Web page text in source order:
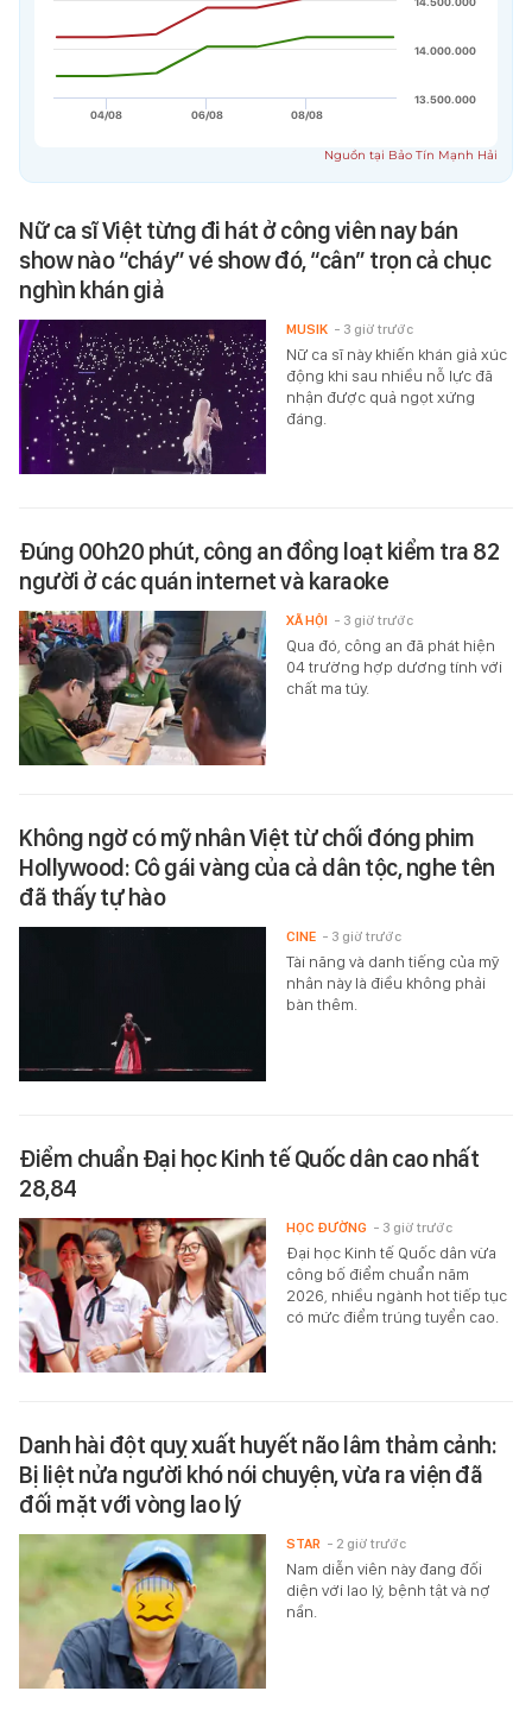
Nữ ca sĩ Việt từng đi hát ở công viên nay bán
show nào “cháy” vé show đó, “cân” trọn cả chục
nghìn khán giả
Nữ ca sĩ này khiến khán giả xúc
động khi sau nhiều nỗ lực đã
nhận được quả ngọt xứng
đáng.
MUSIK - 3 giờ trước
Đúng 00h20 phút, công an đồng loạt kiểm tra 82
người ở các quán internet và karaoke
Qua đó, công an đã phát hiện
04 trường hợp dương tính với
chất ma túy.
XÃ HỘI - 3 giờ trước
Không ngờ có mỹ nhân Việt từ chối đóng phim
Hollywood: Cô gái vàng của cả dân tộc, nghe tên
đã thấy tự hào
Tài năng và danh tiếng của mỹ
nhân này là điều không phải
bàn thêm.
CINE - 3 giờ trước
Điểm chuẩn Đại học Kinh tế Quốc dân cao nhất
28,84
Đại học Kinh tế Quốc dân vừa
công bố điểm chuẩn năm
2026, nhiều ngành hot tiếp tục
có mức điểm trúng tuyển cao.
HỌC ĐƯỜNG - 3 giờ trước
Danh hài đột quỵ xuất huyết não lâm thảm cảnh:
Bị liệt nửa người khó nói chuyện, vừa ra viện đã
đối mặt với vòng lao lý
Nam diễn viên này đang đối
diện với lao lý, bệnh tật và nợ
nần.
STAR - 2 giờ trước